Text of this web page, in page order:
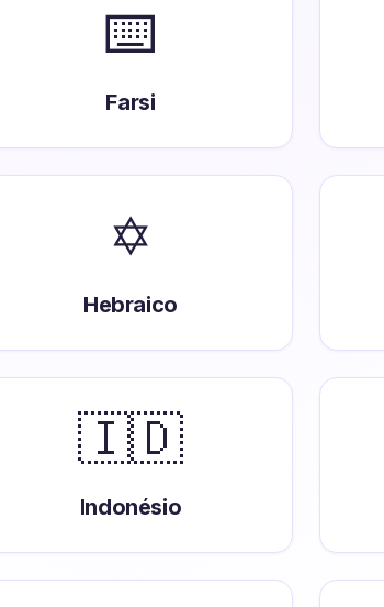
⌨️
Farsi
✡️
Hebraico
🇮🇩
Indonésio